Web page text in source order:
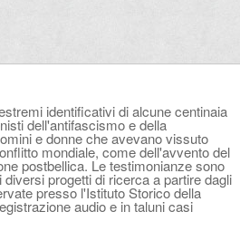
identificativi di alcune centinaia
dell'antifascismo e della
e donne che avevano vissuto
mondiale, come dell'avvento del
postbellica. Le testimonianze sono
progetti di ricerca a partire dagli
presso l'Istituto Storico della
audio e in taluni casi